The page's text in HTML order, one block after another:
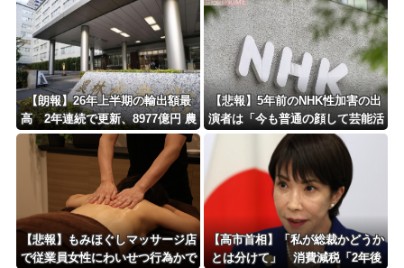
【朗報】26年上半期の輸出額最
高 2年連続で更新、8977億円 農
水省「インバウンドの増加に伴
い、日本食の認知度が向上」
【悲報】5年前のNHK性加害の出
演者は「今も普通の顔して芸能活
動してる」ネット「受信料を取る
くらいなら詳細を伝えよ」
【悲報】もみほぐしマッサージ店
で従業員女性にわいせつ行為かで
【高市首相】「私が総裁かどうか
とは分けて」 消費減税「2年後